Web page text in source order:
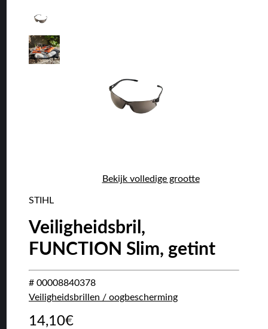
Bekijk volledige grootte
STIHL
Veiligheidsbril,
FUNCTION Slim, getint
# 00008840378
Veiligheidsbrillen / oogbescherming
14,10€